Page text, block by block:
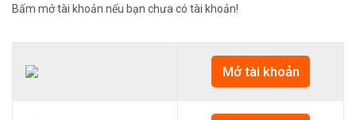
Bấm mở tài khoản nếu bạn chưa có tài khoản!
Mở tài khoản